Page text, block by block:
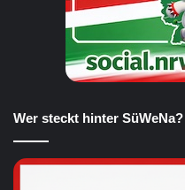
Wer steckt hinter SüWeNa?